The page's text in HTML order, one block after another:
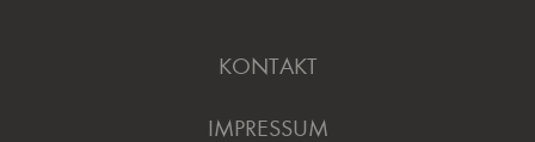
KONTAKT
IMPRESSUM